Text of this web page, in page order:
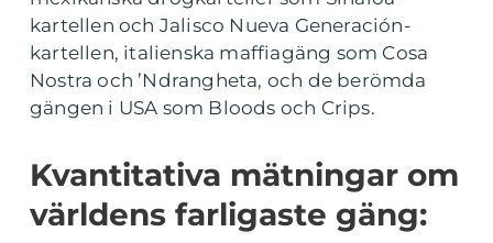
kartellen och Jalisco Nueva Generación-
kartellen, italienska maffiagäng som Cosa
Nostra och ’Ndrangheta, och de berömda
gängen i USA som Bloods och Crips.
Kvantitativa mätningar om
världens farligaste gäng: